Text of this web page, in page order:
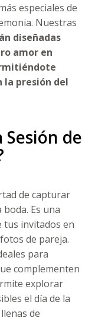
especiales de
Nuestras
diseñadas
amor en
la presión del
de
de capturar
Es una
invitados en
de pareja.
para
complementen
explorar
el día de la
de